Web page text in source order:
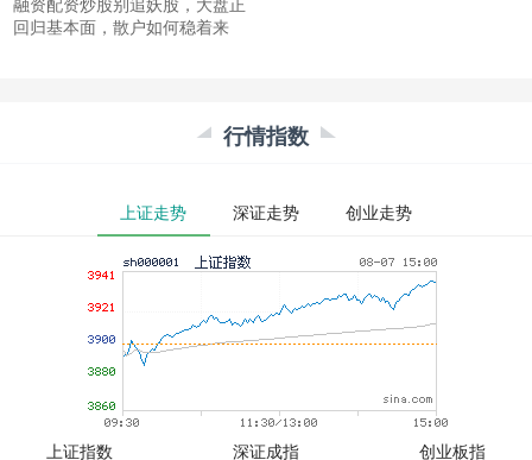
回归基本面，散户如何稳着来
行情指数
上证走势 深证走势 创业走势
上证指数
深证成指
创业板指